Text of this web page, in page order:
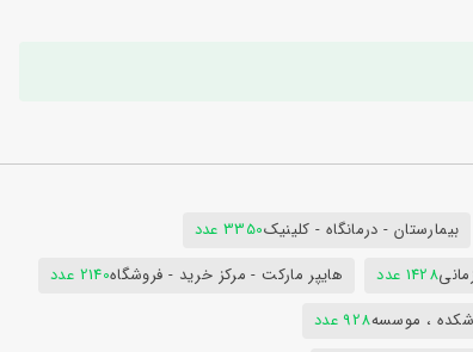
بیمارستان - درمانگاه - کلینیک3350 عدد
1428 عدد هایپر مارکت - مرکز خرید - فروشگاه2140 عدد
، موسسه928 عدد